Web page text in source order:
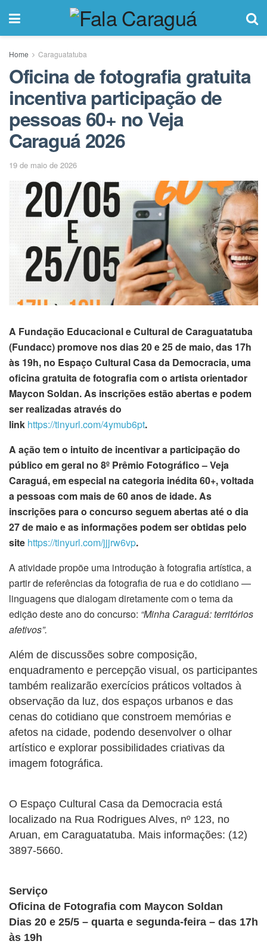
Home Caraguatatuba
Oficina de fotografia gratuita
incentiva participação de
pessoas 60+ no Veja
Caraguá 2026
19 de maio de 2026
A Fundação Educacional e Cultural de Caraguatatuba
(Fundacc) promove nos dias 20 e 25 de maio, das 17h
às 19h, no Espaço Cultural Casa da Democracia, uma
oficina gratuita de fotografia com o artista orientador
Maycon Soldan. As inscrições estão abertas e podem
ser realizadas através do
link https://tinyurl.com/4ymub6pt.
A ação tem o intuito de incentivar a participação do
público em geral no 8º Prêmio Fotográfico – Veja
Caraguá, em especial na categoria inédita 60+, voltada
a pessoas com mais de 60 anos de idade. As
inscrições para o concurso seguem abertas até o dia
27 de maio e as informações podem ser obtidas pelo
site https://tinyurl.com/jjjrw6vp.
A atividade propõe uma introdução à fotografia artística, a
partir de referências da fotografia de rua e do cotidiano —
linguagens que dialogam diretamente com o tema da
edição deste ano do concurso: “Minha Caraguá: territórios
afetivos”.
Além de discussões sobre composição,
enquadramento e percepção visual, os participantes
também realizarão exercícios práticos voltados à
observação da luz, dos espaços urbanos e das
cenas do cotidiano que constroem memórias e
afetos na cidade, podendo desenvolver o olhar
artístico e explorar possibilidades criativas da
imagem fotográfica.
O Espaço Cultural Casa da Democracia está
localizado na Rua Rodrigues Alves, nº 123, no
Aruan, em Caraguatatuba. Mais informações: (12)
3897-5660.
Serviço
Oficina de Fotografia com Maycon Soldan
Dias 20 e 25/5 – quarta e segunda-feira – das 17h
às 19h